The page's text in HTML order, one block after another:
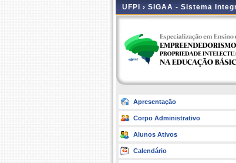
UFPI › SIGAA - Sistema
Apresentação
Corpo Administrativo
Alunos Ativos
Calendário